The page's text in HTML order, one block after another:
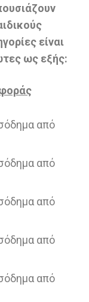
είναι
ως εξής:
από
από
από
από
από